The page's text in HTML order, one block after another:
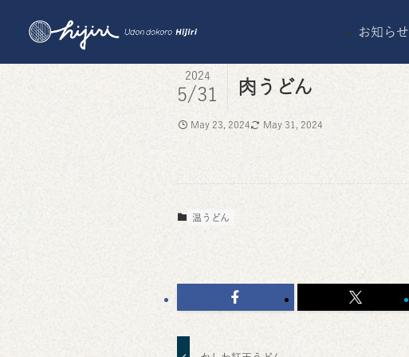
お知らせ
肉うどん
2024
5/31
May 23, 2024 May 31, 2024
温うどん